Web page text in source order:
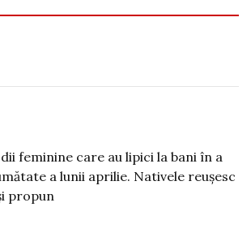
feminine care au lipici la bani în a
a lunii aprilie. Nativele reușesc
propun